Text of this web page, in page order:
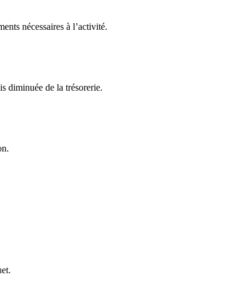
nécessaires à l’activité.
diminuée de la trésorerie.